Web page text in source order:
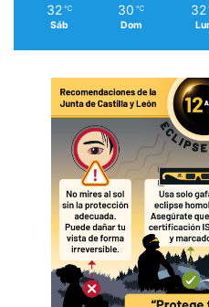
32 ℃
Sáb
30 ℃
Dom
32